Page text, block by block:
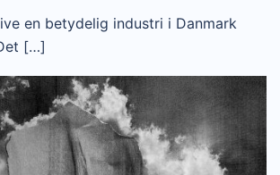
en betydelig industri i Danmark
[…]